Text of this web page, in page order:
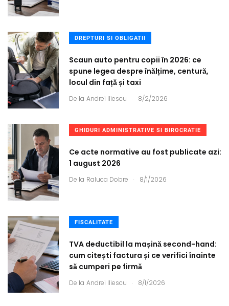
DREPTURI SI OBLIGATII
Scaun auto pentru copii în 2026: ce
spune legea despre înălțime, centură,
locul din față și taxi
De la Andrei Iliescu . 8/2/2026
GHIDURI ADMINISTRATIVE SI BIROCRATIE
Ce acte normative au fost publicate azi:
1 august 2026
De la Raluca Dobre . 8/1/2026
FISCALITATE
TVA deductibil la mașină second-hand:
cum citești factura și ce verifici înainte
să cumperi pe firmă
De la Andrei Iliescu . 8/1/2026